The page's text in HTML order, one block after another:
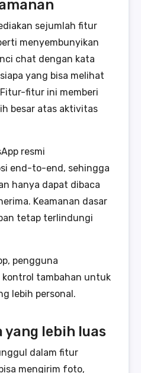
sejumlah fitur
menyembunyikan
chat dengan kata
yang bisa melihat
fitur ini memberi
besar atas aktivitas
resmi
end-to-end, sehingga
hanya dapat dibaca
Keamanan dasar
tetap terlindungi
pengguna
kontrol tambahan untuk
lebih personal.
yang lebih luas
dalam fitur
mengirim foto,